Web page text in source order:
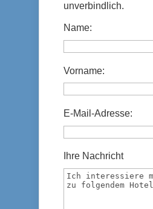
unverbindlich.
Name:
Vorname:
E-Mail-Adresse:
Ihre Nachricht